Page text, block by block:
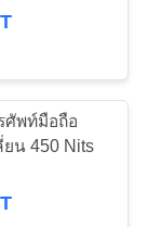
อรี่
25
ศัพท์มือถือ
ยน 450 Nits